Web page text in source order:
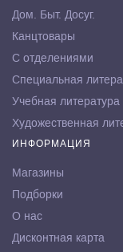
Дом. Быт. Досуг.
Канцтовары
С отделениями
Специальная
Учебная литература
Художественная
ИНФОРМАЦИЯ
Магазины
Подборки
О нас
Дисконтная карта